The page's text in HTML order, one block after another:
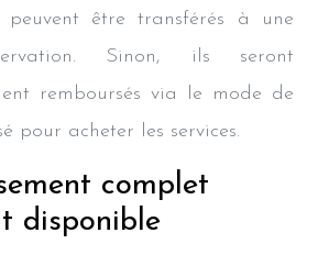
être transférés à une
Sinon, ils seront
remboursés via le mode de
pour acheter les services.
complet
disponible